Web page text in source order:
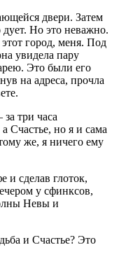
двери. Затем
Но это неважно.
город, меня. Под
увидела пару
Это были его
на адреса, прочла
три часа
Счастье, но я и сама
же, я ничего ему
и сделав глоток,
у сфинксов,
Невы и
и Счастье? Это